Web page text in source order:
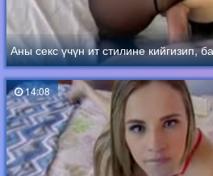
14:08